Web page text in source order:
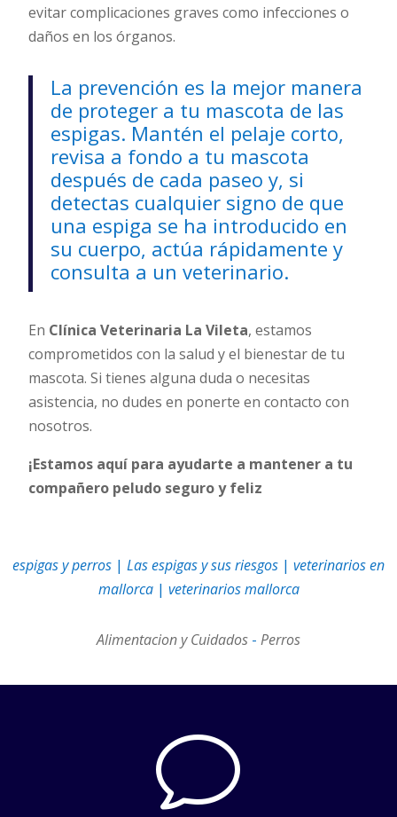
evitar complicaciones graves como infecciones o
daños en los órganos.
La prevención es la mejor manera
de proteger a tu mascota de las
espigas. Mantén el pelaje corto,
revisa a fondo a tu mascota
después de cada paseo y, si
detectas cualquier signo de que
una espiga se ha introducido en
su cuerpo, actúa rápidamente y
consulta a un veterinario.
En Clínica Veterinaria La Vileta, estamos
comprometidos con la salud y el bienestar de tu
mascota. Si tienes alguna duda o necesitas
asistencia, no dudes en ponerte en contacto con
nosotros.
¡Estamos aquí para ayudarte a mantener a tu
compañero peludo seguro y feliz
espigas y perros | Las espigas y sus riesgos | veterinarios en
mallorca| veterinarios mallorca
Alimentacion y Cuidados - Perros
v